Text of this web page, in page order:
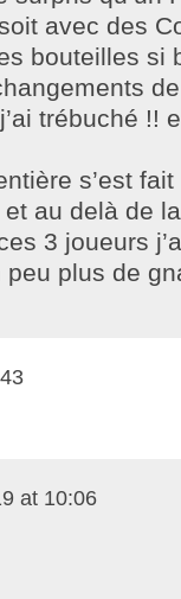
avec des
bouteilles si
trébuché !!
s’est
et au delà de
3 joueurs
plus de
at 10:06